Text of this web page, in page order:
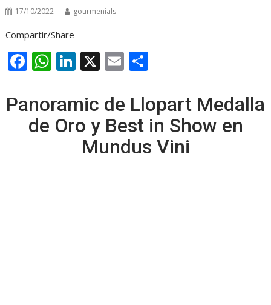
17/10/2022 gourmenials
Compartir/Share
F
e
b
o
W
at
s
A
Li
k
e
dI
n
X E
ai
l
m
p
ar
ti
Panoramic de Llopart Medalla
de Oro y Best in Show en
Mundus Vini